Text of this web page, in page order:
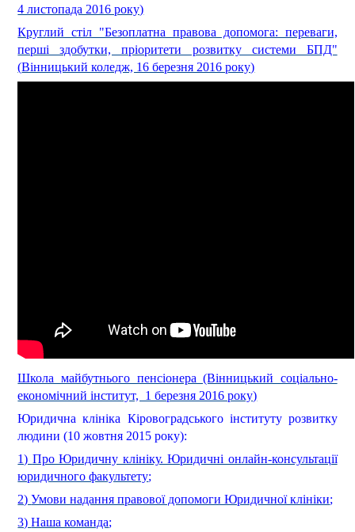
4 листопада 2016 року)
Круглий стіл "Безоплатна правова допомога: переваги,
перші здобутки, пріоритети розвитку системи БПД"
(Вінницький коледж, 16 березня 2016 року)
Школа майбутнього пенсіонера (Вінницький соціально-
економічний інститут, 1 березня 2016 року)
Юридична клініка Кіровоградського інституту розвитку
людини (10 жовтня 2015 року):
1) Про Юридичну клініку. Юридичні онлайн-консультації
юридичного факультету;
2)Умови надання правової допомоги Юридичної клініки;
3)Наша команда;